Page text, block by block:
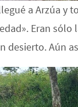
a Arzúa y
Eran
desierto. Aún